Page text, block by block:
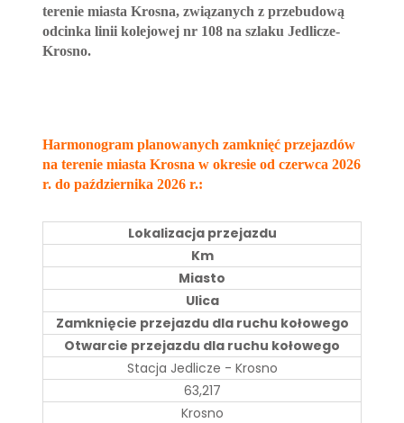
terenie miasta Krosna, związanych z przebudową
odcinka linii kolejowej nr 108 na szlaku Jedlicze-
Krosno.
Harmonogram planowanych zamknięć przejazdów
na terenie miasta Krosna w okresie od czerwca 2026
r. do października 2026 r.:
Lokalizacja przejazdu
Km
Miasto
Ulica
Zamknięcie przejazdu dla ruchu kołowego
Otwarcie przejazdu dla ruchu kołowego
Stacja Jedlicze - Krosno
63,217
Krosno